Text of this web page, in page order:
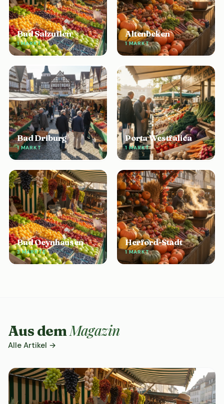
Bad Salzuflen
1 MARKT
Altenbeken
1 MARKT
Bad Driburg
1 MARKT
Porta Westfalica
1 MARKT
Bad Oeynhausen
3 MÄRKTE
Herford-Stadt
1 MARKT
Aus demMagazin
Alle Artikel →